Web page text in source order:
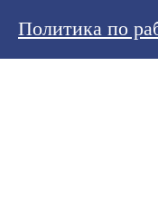
Политика по